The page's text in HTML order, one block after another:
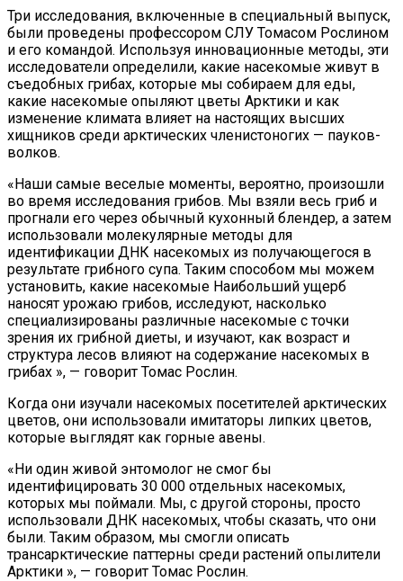
Три исследования, включенные в специальный выпуск,
были проведены профессором СЛУ Томасом Рослином
и его командой. Используя инновационные методы, эти
исследователи определили, какие насекомые живут в
съедобных грибах, которые мы собираем для еды,
какие насекомые опыляют цветы Арктики и как
изменение климата влияет на настоящих высших
хищников среди арктических членистоногих — пауков-
волков.
«Наши самые веселые моменты, вероятно, произошли
во время исследования грибов. Мы взяли весь гриб и
прогнали его через обычный кухонный блендер, а затем
использовали молекулярные методы для
идентификации ДНК насекомых из получающегося в
результате грибного супа. Таким способом мы можем
установить, какие насекомые Наибольший ущерб
наносят урожаю грибов, исследуют, насколько
специализированы различные насекомые с точки
зрения их грибной диеты, и изучают, как возраст и
структура лесов влияют на содержание насекомых в
грибах », — говорит Томас Рослин.
Когда они изучали насекомых посетителей арктических
цветов, они использовали имитаторы липких цветов,
которые выглядят как горные авены.
«Ни один живой энтомолог не смог бы
идентифицировать 30 000 отдельных насекомых,
которых мы поймали. Мы, с другой стороны, просто
использовали ДНК насекомых, чтобы сказать, что они
были. Таким образом, мы смогли описать
трансарктические паттерны среди растений опылители
Арктики », — говорит Томас Рослин.